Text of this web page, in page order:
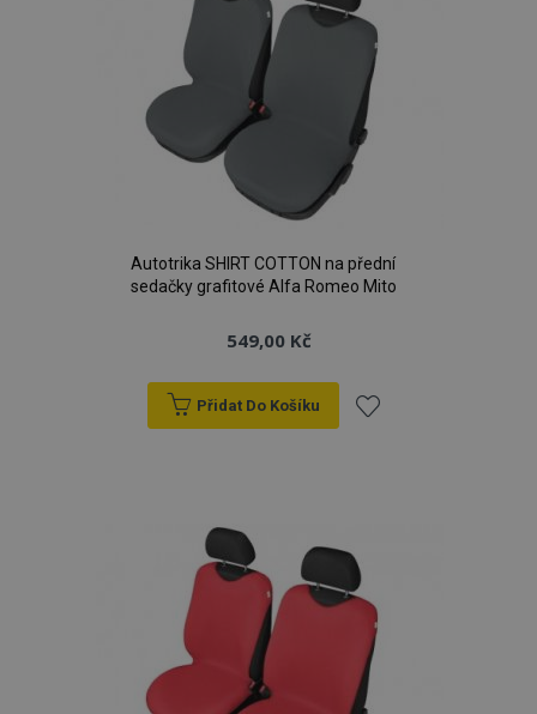
Autotrika SHIRT COTTON na přední
sedačky grafitové Alfa Romeo Mito
549,00 Kč
Přidat Do Košíku
oblíbeným